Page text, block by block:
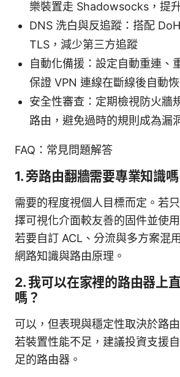
樂裝置走 Shadowsocks，提
DNS 洗白與反追蹤：搭配
TLS，減少第三方追蹤
自動化備援：設定自動重連、
保證 VPN 連線在斷線後自動
安全性審查：定期檢視防火牆
路由，避免過時的規則成為漏
FAQ：常見問題解答
1. 旁路由翻牆需要專業知識嗎
需要的程度視個人目標而定。若
擇可視化介面較友善的固件並使
若要自訂 ACL、分流與多方案混
網路知識與路由原理。
2. 我可以在家裡的路由器上
嗎？
可以，但表現與穩定性取決於路
若裝置性能不足，建議投資支援
足的路由器。